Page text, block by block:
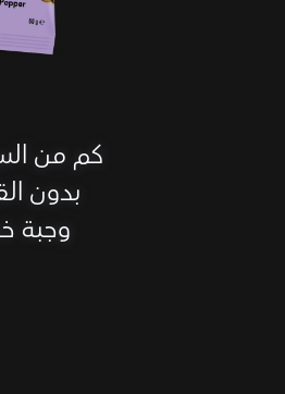
بدون
وجبة